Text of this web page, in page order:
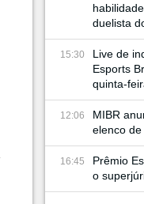
duelista
15:30
Live de
Esports
quinta-
12:06
MIBR
elenco de
16:45
Prêmio
o